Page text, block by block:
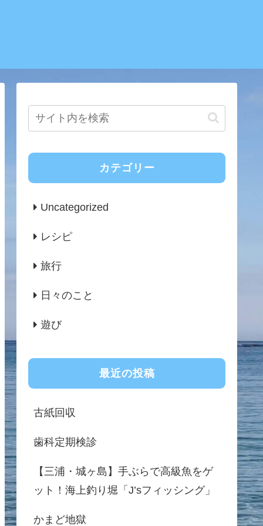
カテゴリー
Uncategorized
レシピ
旅行
日々のこと
遊び
最近の投稿
古紙回収
歯科定期検診
【三浦・城ヶ島】手ぶらで高級魚をゲ
ット！海上釣り堀「J’sフィッシング」
かまど地獄